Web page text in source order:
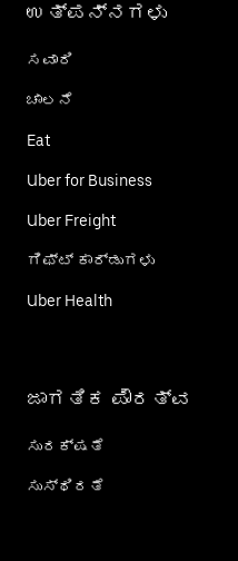
ಉತ್ಪನ್ನಗಳು
ಸವಾರಿ
ಚಾಲನೆ
Eat
Uber for Business
Uber Freight
ಗಿಫ್ಟ್ ಕಾರ್ಡು‌ಗಳು
Uber Health
ಜಾಗತಿಕ ಪೌರತ್ವ
ಸುರಕ್ಷತೆ
ಸುಸ್ಥಿರತೆ